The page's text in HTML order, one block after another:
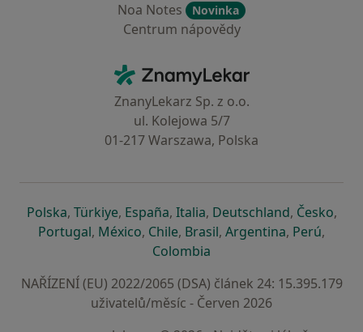
Noa Notes
Novinka
Centrum nápovědy
ZnamyLekar - Hlavní stránka
ZnanyLekarz Sp. z o.o.
ul. Kolejowa 5/7
01-217 Warszawa, Polska
Polskase otevře v nové záložce
, Türkiyese otevře v nové záložce
, Españase otevře v nové záložce
, Italiase otevře v nové záložce
, Deutschlandse otevře v
, Českose
,
Portugalse otevře v nové záložce
, Méxicose otevře v nové záložce
, Chilese otevře v nové záložce
, Brasilse otevře v nové
, Argentinase otevře v
, Perúse
,
Colombia
NAŘÍZENÍ (EU) 2022/2065 (DSA) článek 24: 15.395.179
uživatelů/měsíc - Červen 2026